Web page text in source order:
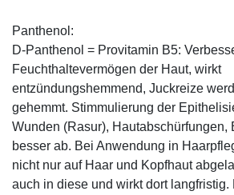
Panthenol:
D-Panthenol = Provitamin B5:
Feuchthaltevermögen der Haut, wirkt
entzündungshemmend, Juckreize
gehemmt. Stimmulierung der
Wunden (Rasur), Hautabschürfungen,
besser ab. Bei Anwendung in
nicht nur auf Haar und Kopfhaut
auch in diese und wirkt dort